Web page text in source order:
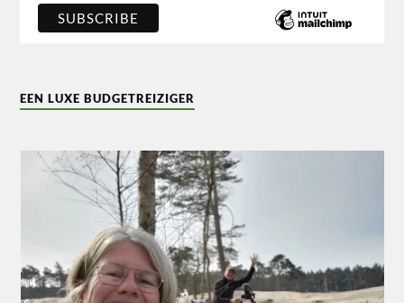
EEN LUXE BUDGETREIZIGER